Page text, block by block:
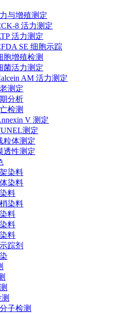
与增殖测定
8 活力测定
活力测定
SE 细胞示踪
胞增殖检测
菌活力测定
AM 活力测定
测定
分析
检测
V 测定
测定
粒体测定
透性测定
染料
染料
料
染料
料
料
料
踪剂
子检测